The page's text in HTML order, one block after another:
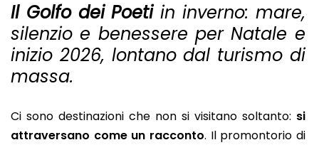
Il Golfo dei Poetiin inverno: mare,
silenzio e benessere per Natale e
inizio 2026, lontano dal turismo di
massa.
Ci sono destinazioni che non si visitano soltanto: si
attraversano come un racconto. Il promontorio di